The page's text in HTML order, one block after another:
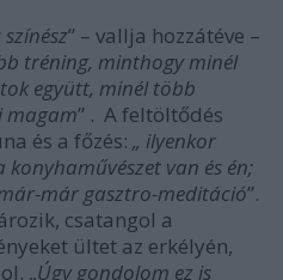
” – vallja hozzátéve –
tréning, minthogy minél
együtt, minél több
magam” . A feltöltődés
és a főzés: „ ilyenkor
konyhaművészet van és én;
már gasztro-meditáció”.
csatangol a
ültet az erkélyén,
„Úgy gondolom ez is